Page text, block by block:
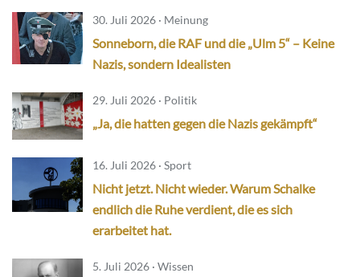
30. Juli 2026 · Meinung
Sonneborn, die RAF und die „Ulm 5“ – Keine
Nazis, sondern Idealisten
29. Juli 2026 · Politik
„Ja, die hatten gegen die Nazis gekämpft“
16. Juli 2026 · Sport
Nicht jetzt. Nicht wieder. Warum Schalke
endlich die Ruhe verdient, die es sich
erarbeitet hat.
5. Juli 2026 · Wissen